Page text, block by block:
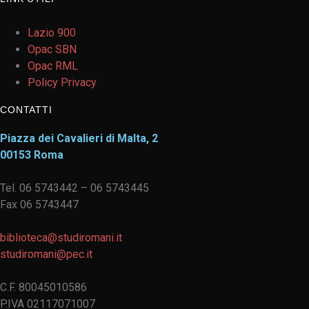
Lazio 900
Opac SBN
Opac RML
Policy Privacy
CONTATTI
Piazza dei Cavalieri di Malta, 2
00153 Roma
Tel. 06 5743442 – 06 5743445
Fax 06 5743447
biblioteca@studiromani.it
studiromani@pec.it
C.F. 80045010586
P.IVA 02117071007